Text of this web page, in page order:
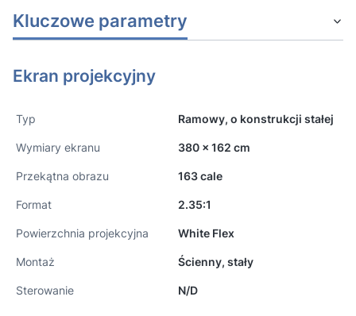
Kluczowe parametry
Ekran projekcyjny
Typ Ramowy, o konstrukcji stałej
Wymiary ekranu 380 x 162 cm
Przekątna obrazu 163 cale
Format 2.35:1
Powierzchnia projekcyjna White Flex
Montaż Ścienny, stały
Sterowanie N/D